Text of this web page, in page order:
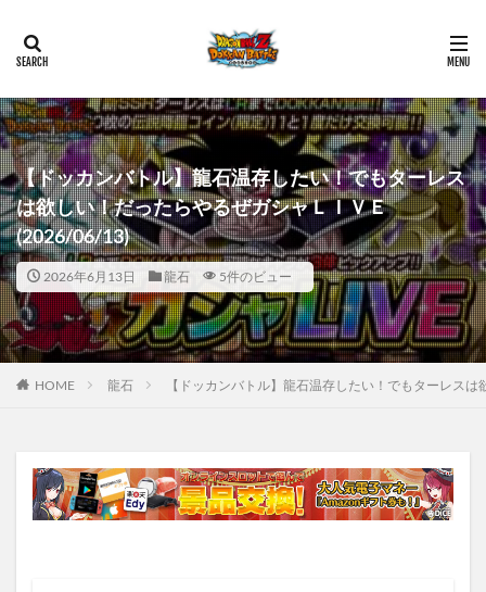
【ドッカンバトル】龍石温存したい！でもターレス
は欲しい！だったらやるぜガシャＬＩＶＥ
(2026/06/13)
2026年6月13日 龍石 5件のビュー
HOME 龍石 【ドッカンバトル】龍石温存したい！でもターレス